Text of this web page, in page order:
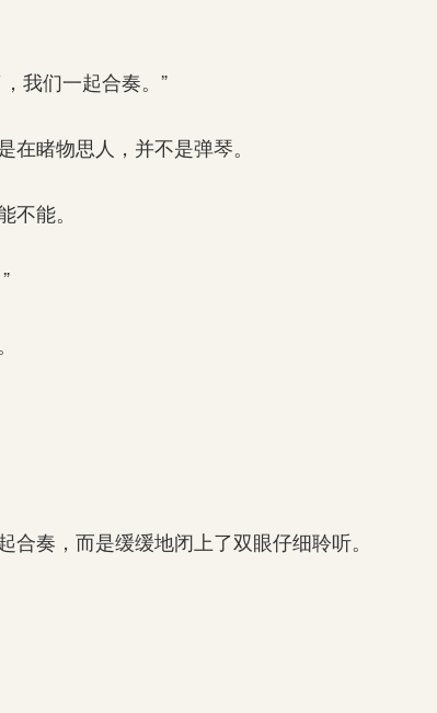
我们一起合奏。”
睹物思人，并不是弹琴。
能。
奏，而是缓缓地闭上了双眼仔细聆听。